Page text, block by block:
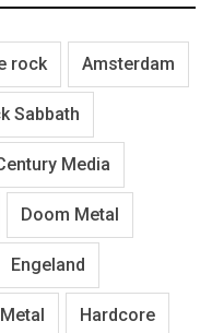
rock Amsterdam
Sabbath
Media
Doom Metal
Engeland
Hardcore